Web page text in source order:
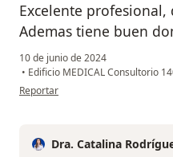
Excelente profesional,
Ademas tiene buen
10 de junio de 2024
• Edificio MEDICAL Consultorio
en opinión del usuario Sunil Kumar
Reportar
Dra. Catalina